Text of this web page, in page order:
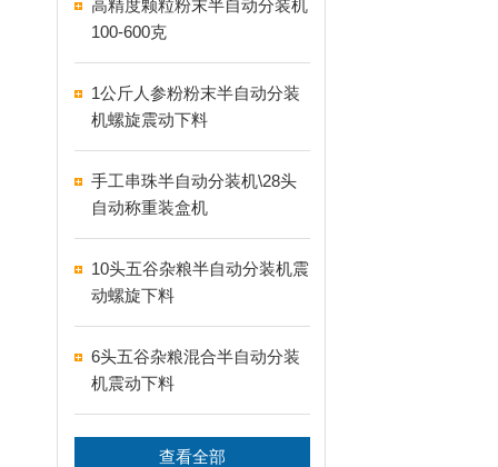
高精度颗粒粉末半自动分装机
100-600克
1公斤人参粉粉末半自动分装
机螺旋震动下料
手工串珠半自动分装机\28头
自动称重装盒机
10头五谷杂粮半自动分装机震
动螺旋下料
6头五谷杂粮混合半自动分装
机震动下料
查看全部